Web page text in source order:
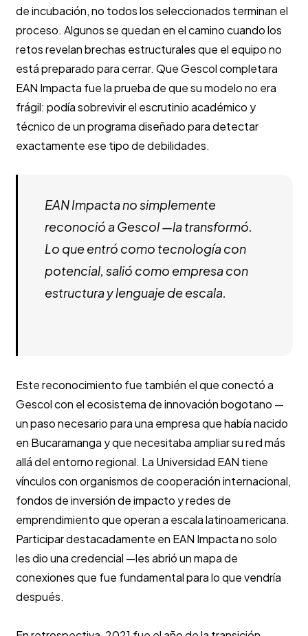
de incubación, no todos los seleccionados terminan el
proceso. Algunos se quedan en el camino cuando los
retos revelan brechas estructurales que el equipo no
está preparado para cerrar. Que Gescol completara
EAN Impacta fue la prueba de que su modelo no era
frágil: podía sobrevivir el escrutinio académico y
técnico de un programa diseñado para detectar
exactamente ese tipo de debilidades.
EAN Impacta no simplemente
reconoció a Gescol —la transformó.
Lo que entró como tecnología con
potencial, salió como empresa con
estructura y lenguaje de escala.
Este reconocimiento fue también el que conectó a
Gescol con el ecosistema de innovación bogotano —
un paso necesario para una empresa que había nacido
en Bucaramanga y que necesitaba ampliar su red más
allá del entorno regional. La Universidad EAN tiene
vínculos con organismos de cooperación internacional,
fondos de inversión de impacto y redes de
emprendimiento que operan a escala latinoamericana.
Participar destacadamente en EAN Impacta no solo
les dio una credencial —les abrió un mapa de
conexiones que fue fundamental para lo que vendría
después.